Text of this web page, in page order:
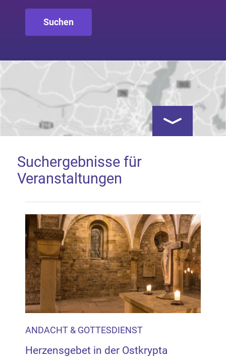
Google Map laden
Mit dem Laden der Karte akzeptieren Sie, dass die
Anwendung Google Maps beim Aktivieren von
Inhalten Cookies auf Ihrem Gerät setzt, z.B. zwecks
Reichweitenmessung und profilbasierter Werbung.
Näheres s.
zur Datenschutzerklärung
Hier können Sie Ihre Cookie-
Einstellungen anpassen
Kartenansicht
Suchergebnisse für
Veranstaltungen
ANDACHT & GOTTESDIENST
Herzensgebet in der Ostkrypta